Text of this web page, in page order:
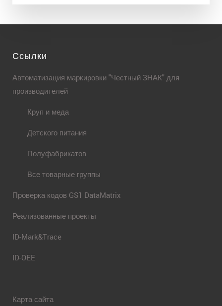
Ссылки
Автоматизация маркировки "Честный ЗНАК" для
производителей
Круп и меда
Детского питания
Полуфабрикатов
Все товарные группы
Проверка кодов GS1 DataMatrix
Реализованные проекты
ID-Mark&Trace
ID-OEE
Карта сайта